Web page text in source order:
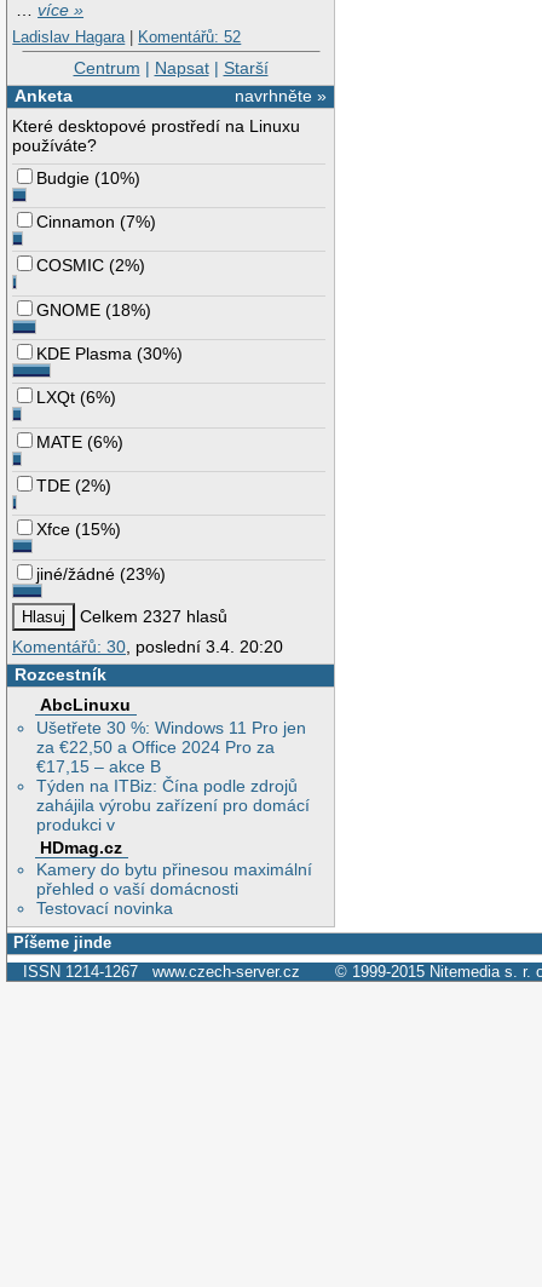
…více »
Ladislav Hagara | Komentářů: 52
Centrum | Napsat| Starší
navrhněte »
Anketa
Které desktopové prostředí na Linuxu
používáte?
Budgie (10%)
Cinnamon (7%)
COSMIC (2%)
GNOME (18%)
KDE Plasma (30%)
LXQt (6%)
MATE (6%)
TDE (2%)
Xfce (15%)
jiné/žádné (23%)
Celkem 2327 hlasů
Komentářů: 30, poslední 3.4. 20:20
Rozcestník
AbcLinuxu
Ušetřete 30 %: Windows 11 Pro jen
za €22,50 a Office 2024 Pro za
€17,15 – akce B
Týden na ITBiz: Čína podle zdrojů
zahájila výrobu zařízení pro domácí
produkci v
HDmag.cz
Kamery do bytu přinesou maximální
přehled o vaší domácnosti
Testovací novinka
Píšeme jinde
ISSN 1214-1267 www.czech-server.cz © 1999-2015 Nitemedia s. r.